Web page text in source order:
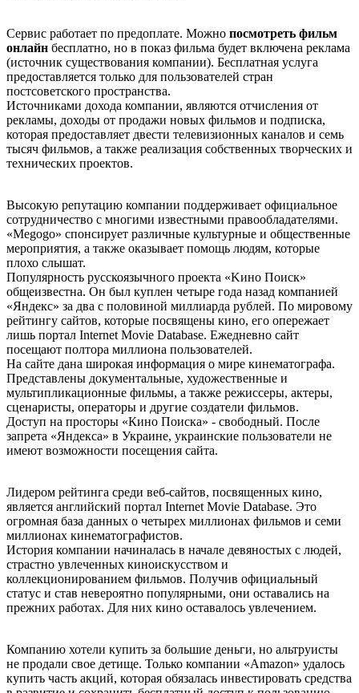
Сервис работает по предоплате. Можно посмотреть фильм
онлайн бесплатно, но в показ фильма будет включена реклама
(источник существования компании). Бесплатная услуга
предоставляется только для пользователей стран
постсоветского пространства.
Источниками дохода компании, являются отчисления от
рекламы, доходы от продажи новых фильмов и подписка,
которая предоставляет двести телевизионных каналов и семь
тысяч фильмов, а также реализация собственных творческих и
технических проектов.
Высокую репутацию компании поддерживает официальное
сотрудничество с многими известными правообладателями.
«Меgоgо» спонсирует различные культурные и общественные
мероприятия, а также оказывает помощь людям, которые
плохо слышат.
Популярность русскоязычного проекта «Kинo Пoиcк»
общеизвестна. Он был куплен четыре года назад компанией
«Яндекс» за два с половиной миллиарда рублей. По мировому
рейтингу сайтов, которые посвящены кино, его опережает
лишь портал Internet Movie Database. Ежедневно сайт
посещают полтора миллиона пользователей.
На сайте дана широкая информация о мире кинематографа.
Представлены документальные, художественные и
мультипликационные фильмы, а также режиссеры, актеры,
сценаристы, операторы и другие создатели фильмов.
Доступ на просторы «Кино Поиска» - свободный. После
запрета «Яндекса» в Украине, украинские пользователи не
имеют возможности посещения сайта.
Лидером рейтинга среди веб-сайтов, посвященных кино,
является английский портал Internet Movie Database. Это
огромная база данных о четырех миллионах фильмов и семи
миллионах кинематографистов.
История компании начиналась в начале девяностых с людей,
страстно увлеченных киноискусством и
коллекционированием фильмов. Получив официальный
статус и став невероятно популярными, они оставались на
прежних работах. Для них кино оставалось увлечением.
Компанию хотели купить за большие деньги, но альтруисты
не продали свое детище. Только компании «Amazon» удалось
купить часть акций, которая обязалась инвестировать средства